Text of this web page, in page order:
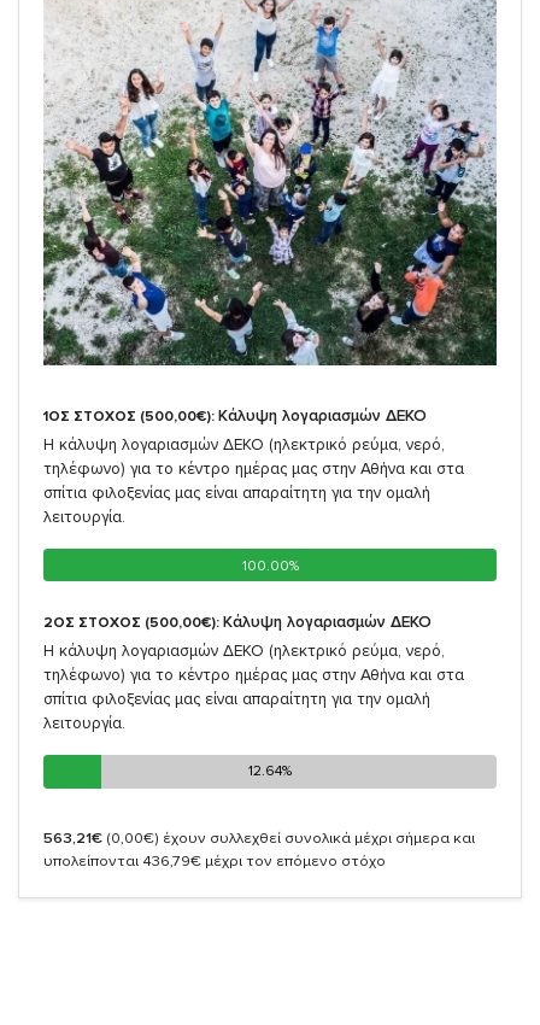
1ΟΣ ΣΤΟΧΟΣ (500,00€): Κάλυψη λογαριασμών ΔΕΚΟ
Η κάλυψη λογαριασμών ΔΕΚΟ (ηλεκτρικό ρεύμα, νερό,
τηλέφωνο) για το κέντρο ημέρας μας στην Αθήνα και στα
σπίτια φιλοξενίας μας είναι απαραίτητη για την ομαλή
λειτουργία.
100.00%
100.00%
2ΟΣ ΣΤΟΧΟΣ (500,00€): Κάλυψη λογαριασμών ΔΕΚΟ
Η κάλυψη λογαριασμών ΔΕΚΟ (ηλεκτρικό ρεύμα, νερό,
τηλέφωνο) για το κέντρο ημέρας μας στην Αθήνα και στα
σπίτια φιλοξενίας μας είναι απαραίτητη για την ομαλή
λειτουργία.
12.64%
12.64%
563,21€ (0,00€) έχουν συλλεχθεί συνολικά μέχρι σήμερα και
υπολείπονται 436,79€ μέχρι τον επόμενο στόχο